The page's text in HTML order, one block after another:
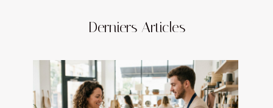
Derniers Articles